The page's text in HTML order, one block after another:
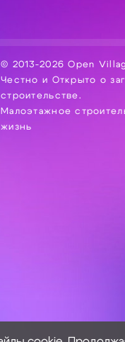
© 2013-2026 Open
Честно и Открыто о
строительстве.
Малоэтажное
жизнь